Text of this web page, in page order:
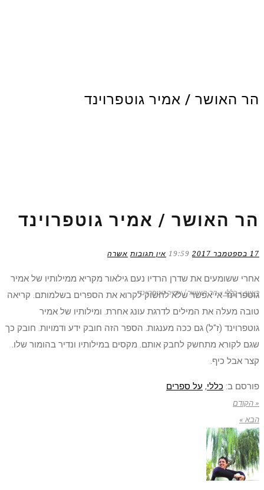
הר האושר / אמיר גוטפרוינד
ראשי » כללי » הר האושר / אמיר גוטפרוינד
הר האושר / אמיר גוטפרוינד
17 בספטמבר 2017 19:59 אין תגובות אשרה
אחרי ששומעים את שדרן הרדיו נעם גילאור מקריא ממילותיו של אמיר
גוטפרוינד אי אפשר שלא לחשוק לקרוא את הספרים בשלמותם. קריאה
טובה מעלה את המילים לדרגת עונג אחרת. ומילותיו של אמיר
גוטפרוינד (ז"ל) גם ככה מענגות. הספר הזה חובק ידע ודמויות. חובק כך
שגם לקורא מתחשק לחבק אותם. מקסים במילותיו ונדיר בהומור שלו.
קצר אבל כיף.
פורסם ב: כללי, על ספרים
« הקודם
הבא »